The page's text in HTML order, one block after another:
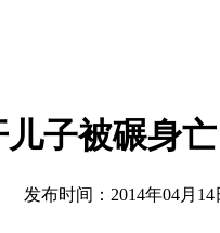
子被碾身亡
发布时间：2014年04月14